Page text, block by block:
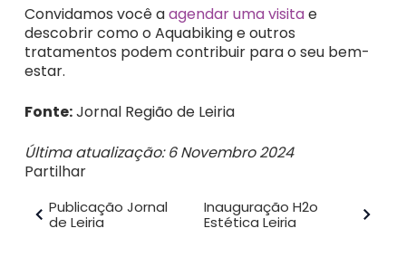
Convidamos você aagendar uma visitae
descobrir como o Aquabiking e outros
tratamentos podem contribuir para o seu bem-
estar.
Fonte:Jornal Região de Leiria
Última atualização: 6 Novembro 2024
Partilhar
Publicação Jornal
de Leiria
Inauguração H2o
Estética Leiria